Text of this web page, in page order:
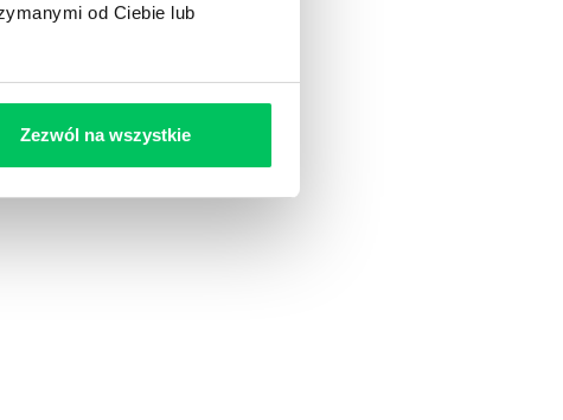
od Ciebie lub
Zezwól na wszystkie